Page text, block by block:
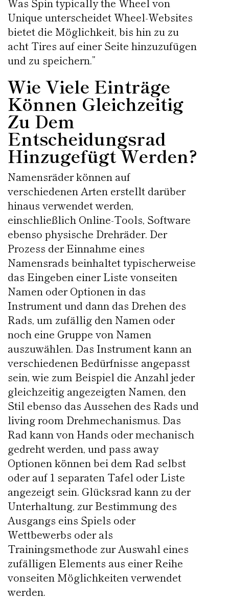
Was Spin typically the Wheel von
Unique unterscheidet Wheel-Websites
bietet die Möglichkeit, bis hin zu zu
acht Tires auf einer Seite hinzuzufügen
und zu speichern.”
Wie Viele Einträge
Können Gleichzeitig
Zu Dem
Entscheidungsrad
Hinzugefügt Werden?
Namensräder können auf
verschiedenen Arten erstellt darüber
hinaus verwendet werden,
einschließlich Online-Tools, Software
ebenso physische Drehräder. Der
Prozess der Einnahme eines
Namensrads beinhaltet typischerweise
das Eingeben einer Liste vonseiten
Namen oder Optionen in das
Instrument und dann das Drehen des
Rads, um zufällig den Namen oder
noch eine Gruppe von Namen
auszuwählen. Das Instrument kann an
verschiedenen Bedürfnisse angepasst
sein, wie zum Beispiel die Anzahl jeder
gleichzeitig angezeigten Namen, den
Stil ebenso das Aussehen des Rads und
living room Drehmechanismus. Das
Rad kann von Hands oder mechanisch
gedreht werden, und pass away
Optionen können bei dem Rad selbst
oder auf 1 separaten Tafel oder Liste
angezeigt sein. Glücksrad kann zu der
Unterhaltung, zur Bestimmung des
Ausgangs eins Spiels oder
Wettbewerbs oder als
Trainingsmethode zur Auswahl eines
zufälligen Elements aus einer Reihe
vonseiten Möglichkeiten verwendet
werden.